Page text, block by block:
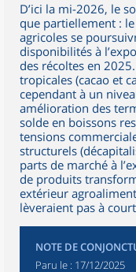
D’ici la mi-2026, le
que partiellement :
agricoles se
disponibilités à
des récoltes en
tropicales (cacao et
cependant à un
amélioration des
solde en boissons
tensions
structurels
parts de marché à
de produits
extérieur
lèveraient pas à
NOTE DE
Paru le : 17/12/2025